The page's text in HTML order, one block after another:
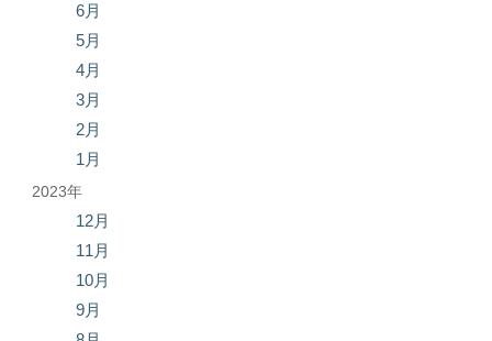
6月
5月
4月
3月
2月
1月
2023年
12月
11月
10月
9月